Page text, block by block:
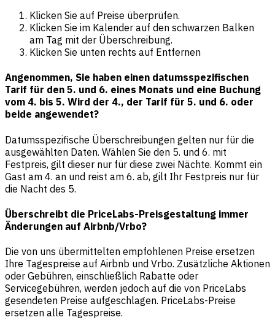
Klicken Sie auf Preise überprüfen.
Klicken Sie im Kalender auf den schwarzen Balken
am Tag mit der Überschreibung.
Klicken Sie unten rechts auf Entfernen
Angenommen, Sie haben einen datumsspezifischen
Tarif für den 5. und 6. eines Monats und eine Buchung
vom 4. bis 5. Wird der 4., der Tarif für 5. und 6. oder
beide angewendet?
Datumsspezifische Überschreibungen gelten nur für die
ausgewählten Daten. Wählen Sie den 5. und 6. mit
Festpreis, gilt dieser nur für diese zwei Nächte. Kommt ein
Gast am 4. an und reist am 6. ab, gilt Ihr Festpreis nur für
die Nacht des 5.
Überschreibt die PriceLabs-Preisgestaltung immer
Änderungen auf Airbnb/Vrbo?
Die von uns übermittelten empfohlenen Preise ersetzen
Ihre Tagespreise auf Airbnb und Vrbo. Zusätzliche Aktionen
oder Gebühren, einschließlich Rabatte oder
Servicegebühren, werden jedoch auf die von PriceLabs
gesendeten Preise aufgeschlagen. PriceLabs-Preise
ersetzen alle Tagespreise.